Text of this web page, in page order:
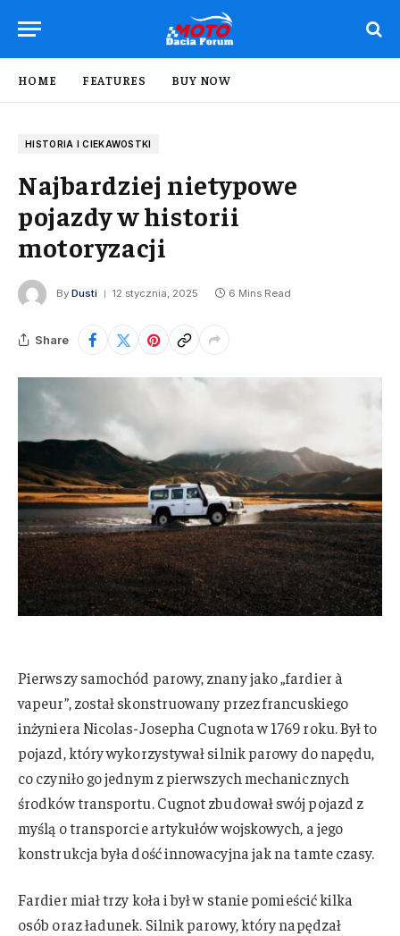
HOME FEATURES BUY NOW
HISTORIA I CIEKAWOSTKI
Najbardziej nietypowe
pojazdy w historii
motoryzacji
By Dusti 12 stycznia, 2025 6 Mins Read
Share
Pierwszy samochód parowy, znany jako „fardier à
vapeur”, został skonstruowany przez francuskiego
inżyniera Nicolas-Josepha Cugnota w 1769 roku. Był to
pojazd, który wykorzystywał silnik parowy do napędu,
co czyniło go jednym z pierwszych mechanicznych
środków transportu. Cugnot zbudował swój pojazd z
myślą o transporcie artykułów wojskowych, a jego
konstrukcja była dość innowacyjna jak na tamte czasy.
Fardier miał trzy koła i był w stanie pomieścić kilka
osób oraz ładunek. Silnik parowy, który napędzał